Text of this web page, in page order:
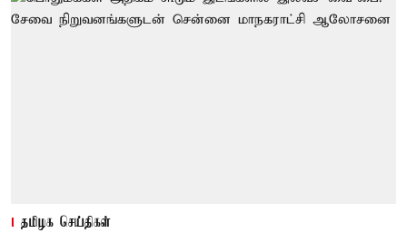
தமிழக செய்திகள்